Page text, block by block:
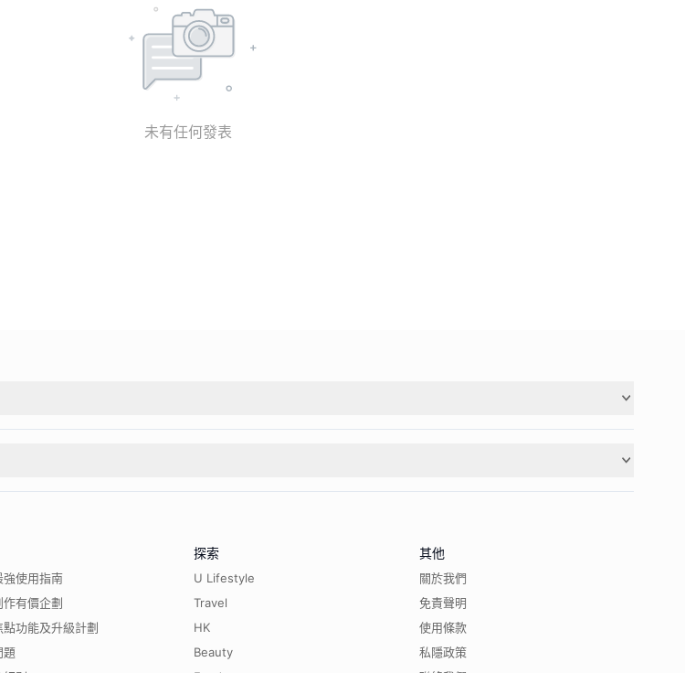
未有任何發表
強使用指南
作有價企劃
點功能及升級計劃
題
探索
U Lifestyle
Travel
HK
Beauty
其他
關於我們
免責聲明
使用條款
私隱政策